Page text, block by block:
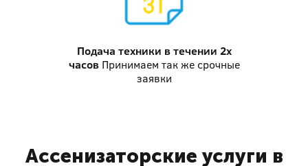
Подача техники в течении 2х
часов Принимаем так же срочные
заявки
Ассенизаторские услуги в